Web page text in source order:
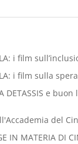
i film
i film sulla
DETASSIS e buon
del
IN MATERIA DI